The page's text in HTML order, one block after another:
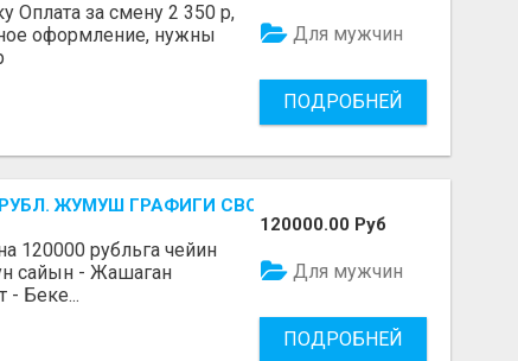
Оплата за смену 2 350 р,
оформление, нужны
Для мужчин
ПОДРОБНЕЙ
РУБЛ. ЖУМУШ ГРАФИГИ СВОБОДНЫЙ. БЕЗ ОПЫТА
120000 рубльга чейин
сайын - Жашаган
- Беке...
120000.00 Руб
Для мужчин
ПОДРОБНЕЙ